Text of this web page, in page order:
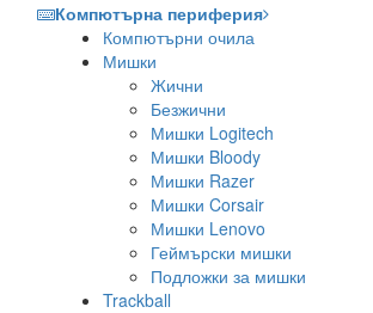
Компютърна периферия
Компютърни очила
Мишки
Жични
Безжични
Мишки Logitech
Мишки Bloody
Мишки Razer
Мишки Corsair
Мишки Lenovo
Геймърски мишки
Подложки за мишки
Trackball